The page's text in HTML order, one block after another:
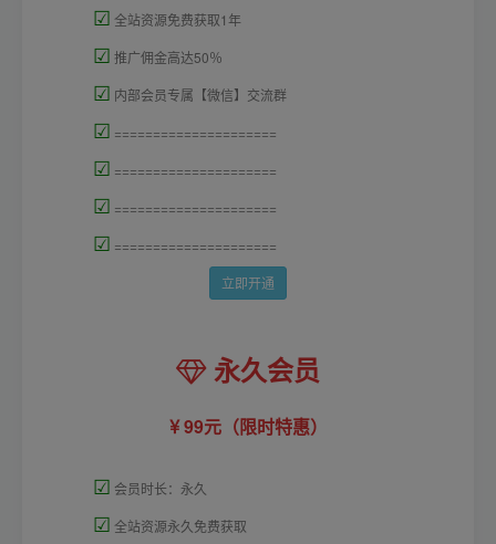
☑ 全站资源免费获取1年
☑ 推广佣金高达50％
☑ 内部会员专属【微信】交流群
☑ =====================
☑ =====================
☑ =====================
☑ =====================
立即开通
永久会员
99元（限时特惠）
☑ 会员时长：永久
☑ 全站资源永久免费获取